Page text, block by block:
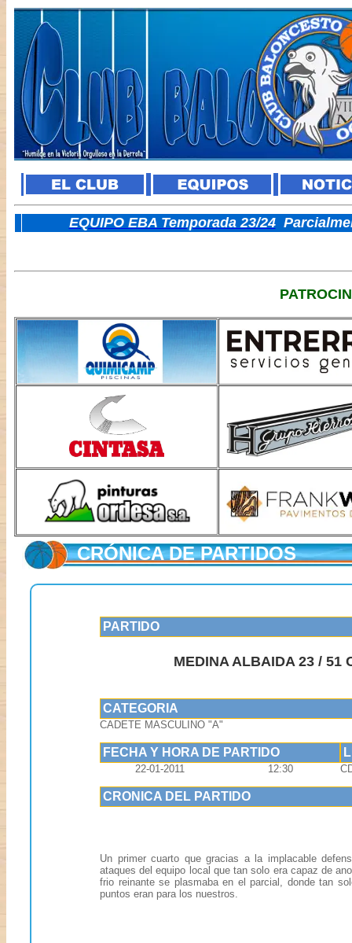
EQUIPO EBA Temporada 23/24
CRÓNICA DE PARTIDOS
PARTIDO
MEDINA ALBAIDA 23 / 51
CATEGORIA
CADETE MASCULINO "A"
FECHA Y HORA DE PARTIDO
22-01-2011 12:30
CRONICA DEL PARTIDO
Un primer cuarto que gracias a la implacable
ataques del equipo local que tan solo era capaz de
frio reinante se plasmaba en el parcial, donde tan
puntos eran para los nuestros.